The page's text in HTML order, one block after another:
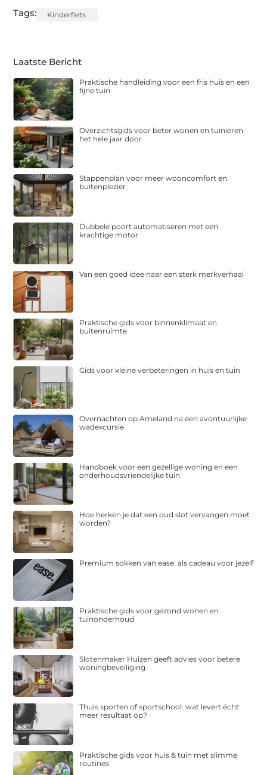
Tags: Kinderfiets
Laatste Bericht
Praktische handleiding voor een fris huis en een
fijne tuin
Overzichtsgids voor beter wonen en tuinieren
het hele jaar door
Stappenplan voor meer wooncomfort en
buitenplezier
Dubbele poort automatiseren met een
krachtige motor
Van een goed idee naar een sterk merkverhaal
Praktische gids voor binnenklimaat en
buitenruimte
Gids voor kleine verbeteringen in huis en tuin
Overnachten op Ameland na een avontuurlijke
wadexcursie
Handboek voor een gezellige woning en een
onderhoudsvriendelijke tuin
Hoe herken je dat een oud slot vervangen moet
worden?
Premium sokken van ease. als cadeau voor jezelf
Praktische gids voor gezond wonen en
tuinonderhoud
Slotenmaker Huizen geeft advies voor betere
woningbeveiliging
Thuis sporten of sportschool: wat levert écht
meer resultaat op?
Praktische gids voor huis & tuin met slimme
routines